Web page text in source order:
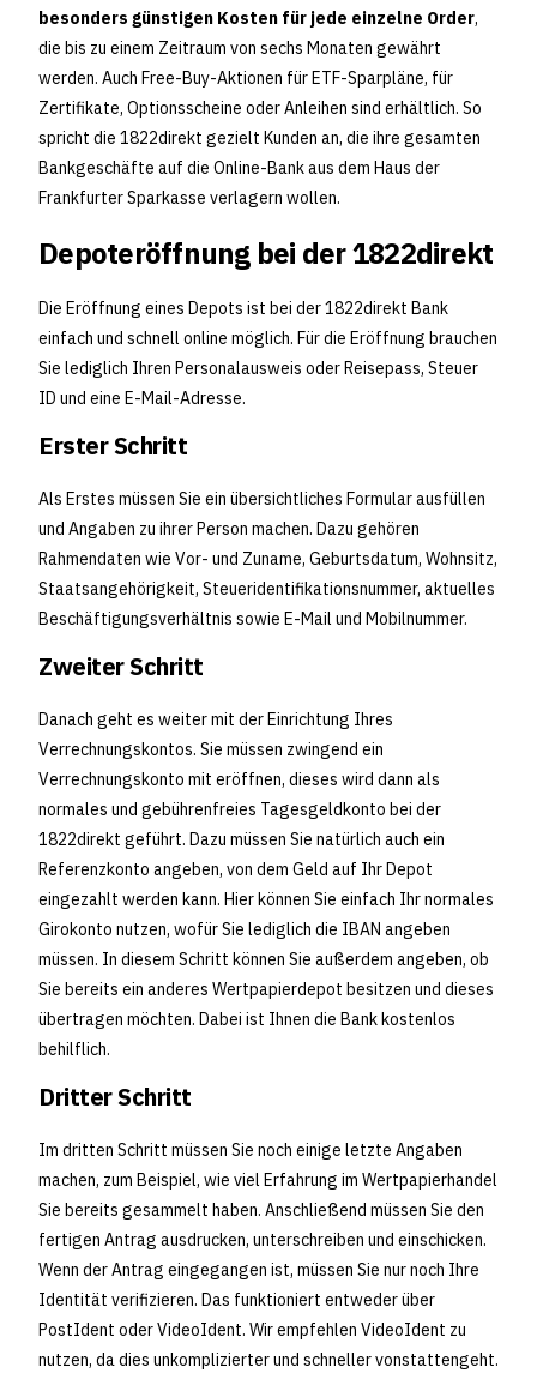
besonders günstigen Kosten für jede einzelne Order,
die bis zu einem Zeitraum von sechs Monaten gewährt
werden. Auch Free-Buy-Aktionen für ETF-Sparpläne, für
Zertifikate, Optionsscheine oder Anleihen sind erhältlich. So
spricht die 1822direkt gezielt Kunden an, die ihre gesamten
Bankgeschäfte auf die Online-Bank aus dem Haus der
Frankfurter Sparkasse verlagern wollen.
Depoteröffnung bei der 1822direkt
Die Eröffnung eines Depots ist bei der 1822direkt Bank
einfach und schnell online möglich. Für die Eröffnung brauchen
Sie lediglich Ihren Personalausweis oder Reisepass, Steuer
ID und eine E-Mail-Adresse.
Erster Schritt
Als Erstes müssen Sie ein übersichtliches Formular ausfüllen
und Angaben zu ihrer Person machen. Dazu gehören
Rahmendaten wie Vor- und Zuname, Geburtsdatum, Wohnsitz,
Staatsangehörigkeit, Steueridentifikationsnummer, aktuelles
Beschäftigungsverhältnis sowie E-Mail und Mobilnummer.
Zweiter Schritt
Danach geht es weiter mit der Einrichtung Ihres
Verrechnungskontos. Sie müssen zwingend ein
Verrechnungskonto mit eröffnen, dieses wird dann als
normales und gebührenfreies Tagesgeldkonto bei der
1822direkt geführt. Dazu müssen Sie natürlich auch ein
Referenzkonto angeben, von dem Geld auf Ihr Depot
eingezahlt werden kann. Hier können Sie einfach Ihr normales
Girokonto nutzen, wofür Sie lediglich die IBAN angeben
müssen. In diesem Schritt können Sie außerdem angeben, ob
Sie bereits ein anderes Wertpapierdepot besitzen und dieses
übertragen möchten. Dabei ist Ihnen die Bank kostenlos
behilflich.
Dritter Schritt
Im dritten Schritt müssen Sie noch einige letzte Angaben
machen, zum Beispiel, wie viel Erfahrung im Wertpapierhandel
Sie bereits gesammelt haben. Anschließend müssen Sie den
fertigen Antrag ausdrucken, unterschreiben und einschicken.
Wenn der Antrag eingegangen ist, müssen Sie nur noch Ihre
Identität verifizieren. Das funktioniert entweder über
PostIdent oder VideoIdent. Wir empfehlen VideoIdent zu
nutzen, da dies unkomplizierter und schneller vonstattengeht.